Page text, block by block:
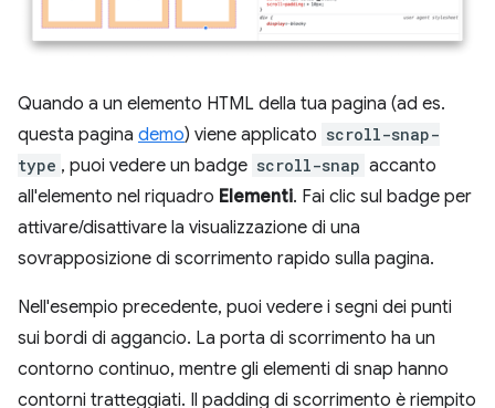
Quando a un elemento HTML della tua pagina (ad es.
questa pagina demo) viene applicato scroll-snap-
type , puoi vedere un badge scroll-snap accanto
all'elemento nel riquadro Elementi. Fai clic sul badge per
attivare/disattivare la visualizzazione di una
sovrapposizione di scorrimento rapido sulla pagina.
Nell'esempio precedente, puoi vedere i segni dei punti
sui bordi di aggancio. La porta di scorrimento ha un
contorno continuo, mentre gli elementi di snap hanno
contorni tratteggiati. Il padding di scorrimento è riempito